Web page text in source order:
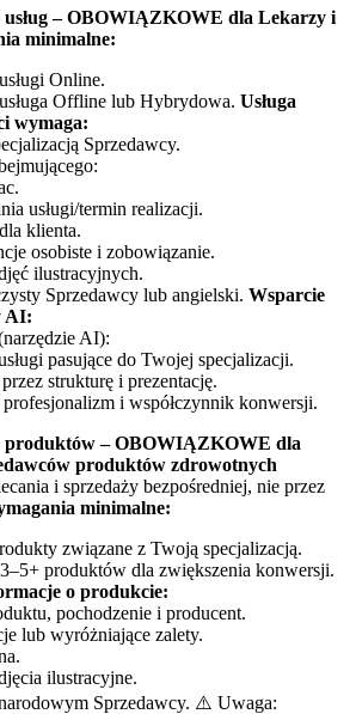
– OBOWIĄZKOWE dla Lekarzy i
minimalne:
Online.
Offline lub Hybrydowa. Usługa
wymaga:
Sprzedawcy.
usługi/termin realizacji.
klienta.
osobiste i zobowiązanie.
ilustracyjnych.
Sprzedawcy lub angielski. Wsparcie
AI:
AI):
pasujące do Twojej specjalizacji.
strukturę i prezentację.
i współczynnik konwersji.
– OBOWIĄZKOWE dla
produktów zdrowotnych
i sprzedaży bezpośredniej, nie przez
minimalne:
związane z Twoją specjalizacją.
produktów dla zwiększenia konwersji.
o produkcie:
pochodzenie i producent.
lub wyróżniające zalety.
ilustracyjne.
Sprzedawcy. ⚠️ Uwaga: